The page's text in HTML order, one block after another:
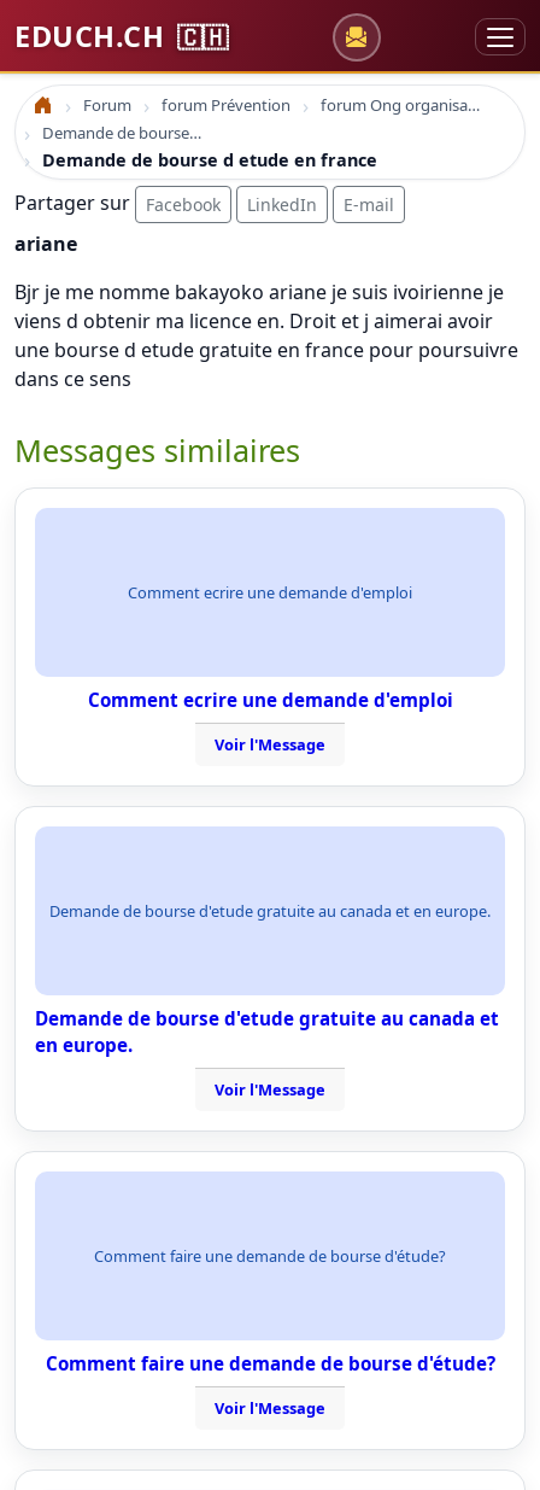
EDUCH.CH 🇨🇭
Accueil Forum forum Prévention
forum Ong organisations
Demande de bourse d etude en france
Demande de bourse d etude en france
Partager sur Facebook LinkedIn E-mail
ariane
Bjr je me nomme bakayoko ariane je suis ivoirienne je
viens d obtenir ma licence en. Droit et j aimerai avoir
une bourse d etude gratuite en france pour poursuivre
dans ce sens
Messages similaires
Comment ecrire une demande d'emploi
Comment ecrire une demande d'emploi
Voir l'Message
Demande de bourse d'etude gratuite au canada et en europe.
Demande de bourse d'etude gratuite au canada et
en europe.
Voir l'Message
Comment faire une demande de bourse d'étude?
Comment faire une demande de bourse d'étude?
Voir l'Message